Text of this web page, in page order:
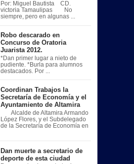
Por: Miguel Bautista CD.
victoria Tamaulipas No
siempre, pero en algunas ...
Robo descarado en
Concurso de Oratoria
Juarista 2012.
*Dan primer lugar a nieto de
pudiente. *Burla para alumnos
destacados. Por ...
Coordinan Trabajos la
Secretaría de Economía y el
Ayuntamiento de Altamira
Alcalde de Altamira Armando
López Flores, y el Subdelegado
de la Secretaría de Economía en
Dan muerte a secretario de
deporte de esta ciudad